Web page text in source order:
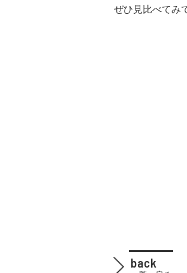
ぜひ見比べてみ
back